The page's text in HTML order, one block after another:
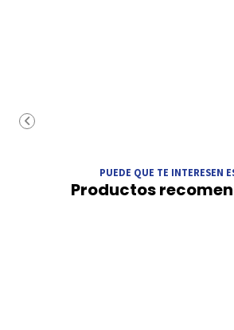
PUEDE QUE TE INTERESEN
Productos